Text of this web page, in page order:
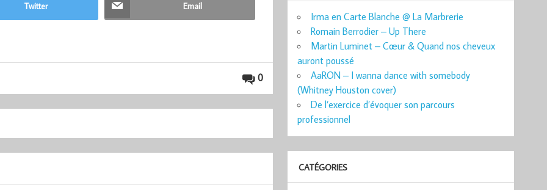
Twitter Email
0
Irma en Carte Blanche @ La Marbrerie
Romain Berrodier – Up There
Martin Luminet – Cœur & Quand nos cheveux
auront poussé
AaRON – I wanna dance with somebody
(Whitney Houston cover)
De l’exercice d’évoquer son parcours
professionnel
CATÉGORIES